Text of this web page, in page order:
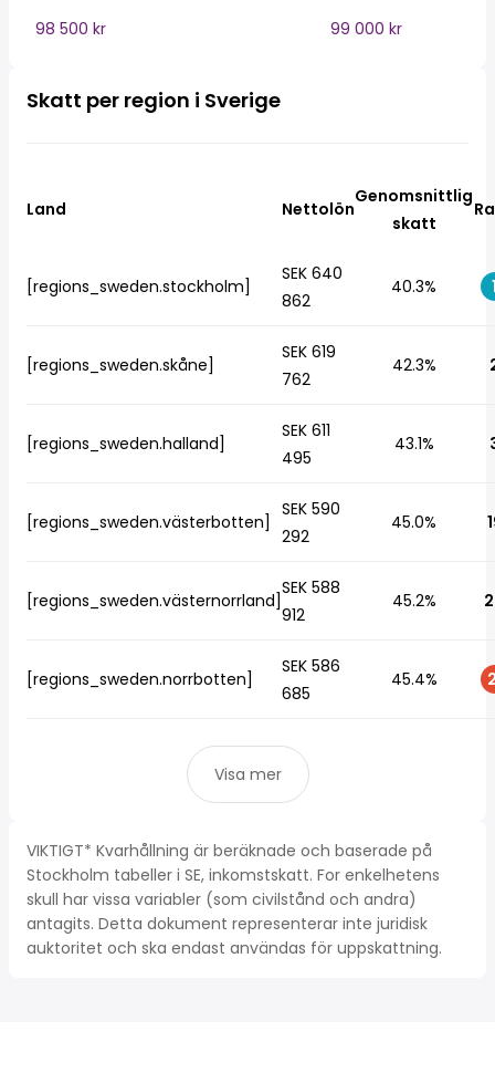
98 500 kr
99 000 kr
Skatt per region i Sverige
Land Nettolön
Genomsnittlig
skatt
[regions_sweden.stockholm]
SEK 640
862
40.3%
[regions_sweden.skåne]
SEK 619
762
42.3%
[regions_sweden.halland]
SEK 611
495
43.1%
[regions_sweden.västerbotten]
SEK 590
292
45.0%
[regions_sweden.västernorrland]
SEK 588
912
45.2%
[regions_sweden.norrbotten]
SEK 586
685
45.4%
Visa mer
VIKTIGT* Kvarhållning är beräknade och baserade på
Stockholm tabeller i SE, inkomstskatt. For enkelhetens
skull har vissa variabler (som civilstånd och andra)
antagits. Detta dokument representerar inte juridisk
auktoritet och ska endast användas för uppskattning.